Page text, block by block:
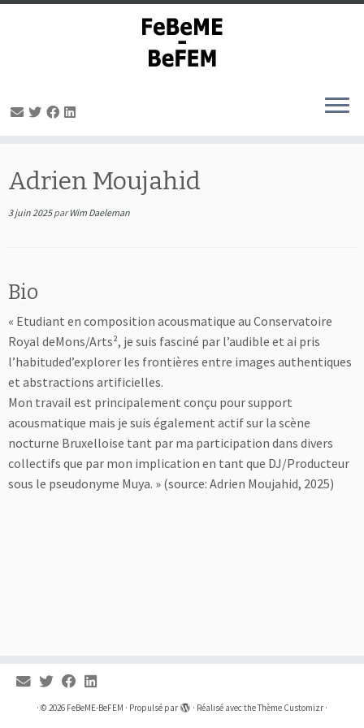
contenu
Adrien Moujahid
3 juin 2025 parWim Daeleman
Bio
« Etudiant en composition acousmatique au Conservatoire
Royal deMons/Arts², je suis fasciné par l’audible et ai pris
l’habituded’explorer les frontières entre images authentiques
et abstractions artificielles.
Mon travail est principalement conçu pour support
acousmatique mais je suis également actif sur la scène
nocturne Bruxelloise tant par ma participation dans divers
collectifs que par mon implication en tant que DJ/Producteur
sous le pseudonyme Muya. » (source: Adrien Moujahid, 2025)
· © 2026 FeBeME-BeFEM · Propulsé par · Réalisé avec theThème Customizr ·